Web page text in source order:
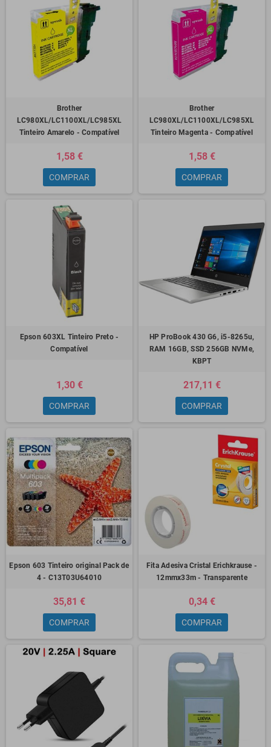
Brother
LC980XL/LC1100XL/LC985XL
Tinteiro Amarelo - Compatível
1,58 €
COMPRAR
Brother
LC980XL/LC1100XL/LC985XL
Tinteiro Magenta - Compatível
1,58 €
COMPRAR
Epson 603XL Tinteiro Preto -
Compatível
1,30 €
COMPRAR
HP ProBook 430 G6, i5-8265u,
RAM 16GB, SSD 256GB NVMe,
KBPT
217,11 €
COMPRAR
Epson 603 Tinteiro original Pack de
4 - C13T03U64010
35,81 €
COMPRAR
Fita Adesiva Cristal Erichkrause -
12mmx33m - Transparente
0,34 €
COMPRAR